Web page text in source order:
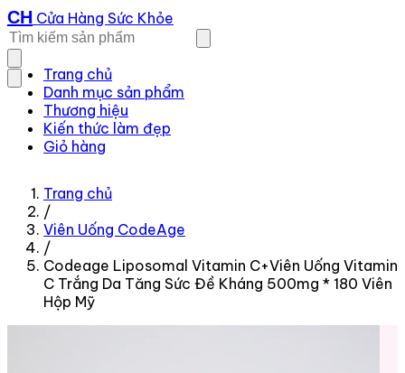
CH Cửa Hàng Sức Khỏe
Trang chủ
Danh mục sản phẩm
Thương hiệu
Kiến thức làm đẹp
Giỏ hàng
Trang chủ
/
Viên Uống CodeAge
/
Codeage Liposomal Vitamin C+Viên Uống Vitamin
C Trắng Da Tăng Sức Đề Kháng 500mg * 180 Viên
Hộp Mỹ